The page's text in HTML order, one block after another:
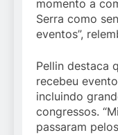
momento a
Serra como
eventos”,
Pellin destaca
recebeu
incluindo
congressos.
passaram